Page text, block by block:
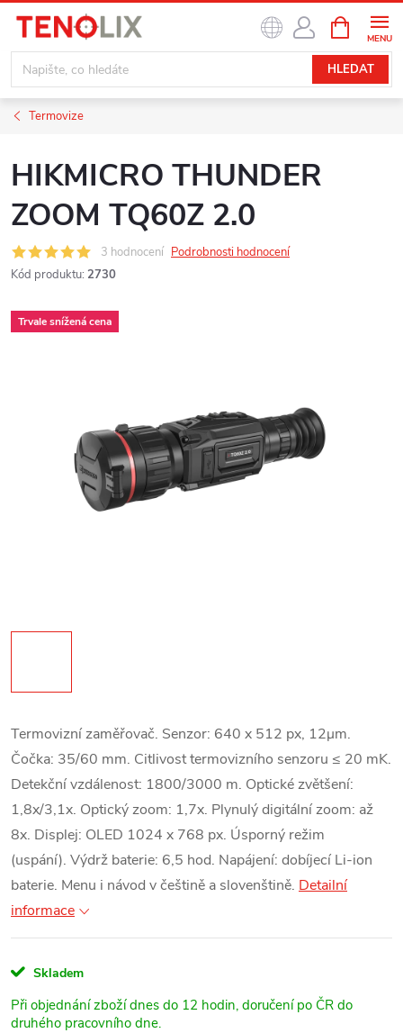
obsah
HLEDAT
NÁKUPNÍ
KOŠÍK
Termovize
HIKMICRO THUNDER
ZOOM TQ60Z 2.0
3 hodnocení Podrobnosti hodnocení
Kód produktu: 2730
Trvale snížená cena
Termovizní zaměřovač. Senzor: 640 x 512 px, 12μm.
Čočka: 35/60 mm. Citlivost termovizního senzoru ≤ 20 mK.
Detekční vzdálenost: 1800/3000 m. Optické zvětšení:
1,8x/3,1x. Optický zoom: 1,7x. Plynulý digitální zoom: až
8x. Displej: OLED 1024 x 768 px. Úsporný režim
(uspání). Výdrž baterie: 6,5 hod. Napájení: dobíjecí Li-ion
baterie. Menu i návod v češtině a slovenštině. Detailní
informace
Skladem
Při objednání zboží dnes do 12 hodin, doručení po ČR do
druhého pracovního dne.